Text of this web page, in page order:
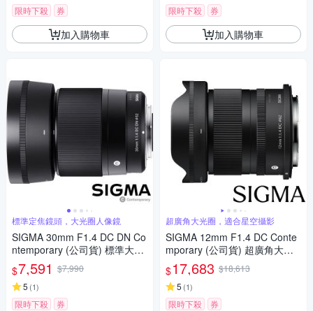
限時下殺 券
加入購物車
標準定焦鏡頭，大光圈人像鏡
SIGMA 30mm F1.4 DC DN Co
ntemporary (公司貨) 標準大光
圈定焦鏡頭 人像鏡 APS-C 無反
微單眼專用鏡頭
$7,591 $7,990
5 (1)
限時下殺 券
限時下殺 券
加入購物車
超廣角大光圈，適合星空攝影
SIGMA 12mm F1.4 DC Conte
mporary (公司貨) 超廣角大光
圈定焦鏡 星空鏡 APS-C 無反微
單眼專用鏡頭
$17,683 $18,613
5 (1)
限時下殺 券